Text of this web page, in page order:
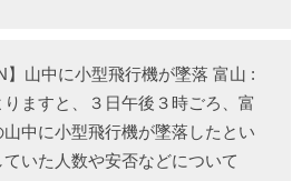
】山中に小型飛行機が墜落 富山 :
ますと、３日午後３時ごろ、富
中に小型飛行機が墜落したとい
いた人数や安否などについて